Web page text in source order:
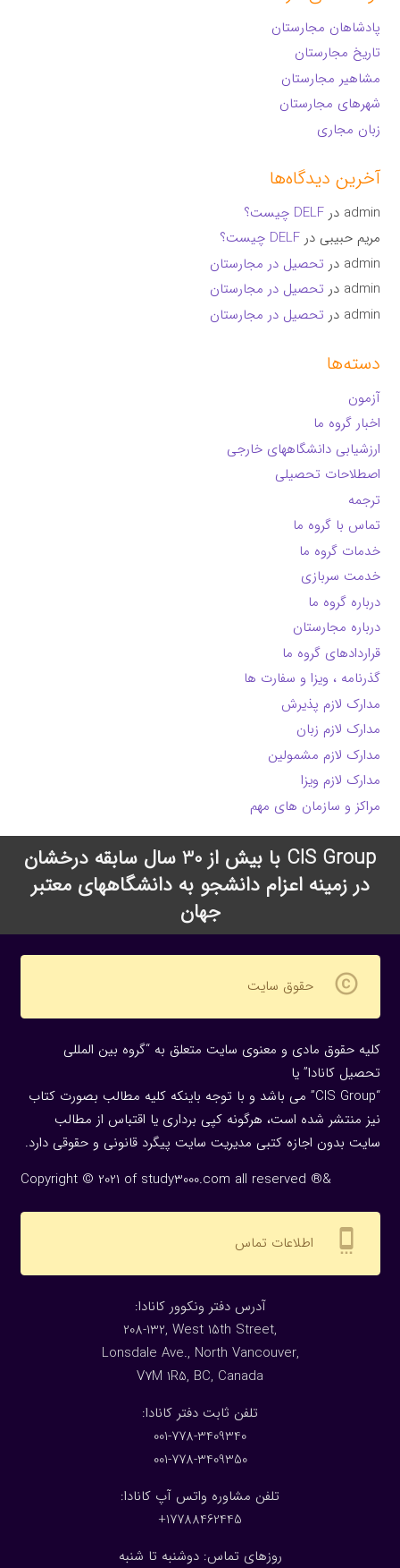
پادشاهان مجارستان
تاریخ مجارستان
مشاهیر مجارستان
شهرهای مجارستان
زبان مجاری
آخرین دیدگاه‌ها
admin درDELF چیست؟
مریم حبیبی درDELF چیست؟
admin در تحصیل در مجارستان
admin در تحصیل در مجارستان
admin در تحصیل در مجارستان
دسته‌ها
آزمون
اخبار گروه ما
ارزشیابی دانشگاههای خارجی
اصطلاحات تحصیلی
ترجمه
تماس با گروه ما
خدمات گروه ما
خدمت سربازی
درباره گروه ما
درباره مجارستان
قراردادهای گروه ما
گذرنامه ، ویزا و سفارت ها
مدارک لازم پذیرش
مدارک لازم زبان
مدارک لازم مشمولین
مدارک لازم ویزا
مراکز و سازمان های مهم
CIS Group با بیش از 30 سال سابقه درخشان
در زمینه اعزام دانشجو به دانشگاههای معتبر
جهان
copyright حقوق سایت
کلیه حقوق مادی و معنوی سایت متعلق به “گروه بین المللی
تحصیل کانادا” یا
“CIS Group” می باشد و با توجه باینکه کلیه مطالب بصورت کتاب
نیز منتشر شده است، هرگونه كپی برداری یا اقتباس از مطالب
سایت بدون اجازه كتبی مدیریت سایت پیگرد قانونی و حقوقی دارد.
Copyright © 2021 of study3000.com all reserved ®&
settings_cell اطلاعات تماس
:آدرس دفتر ونکوور کانادا
208-132, West 15th Street,
Lonsdale Ave., North Vancouver,
V7M 1R5, BC, Canada
:تلفن ثابت دفتر کانادا
001-778-3409340
001-778-3409350
تلفن مشاوره واتس آپ کانادا:
17788462445+
روزهای تماس: دوشنبه تا شنبه